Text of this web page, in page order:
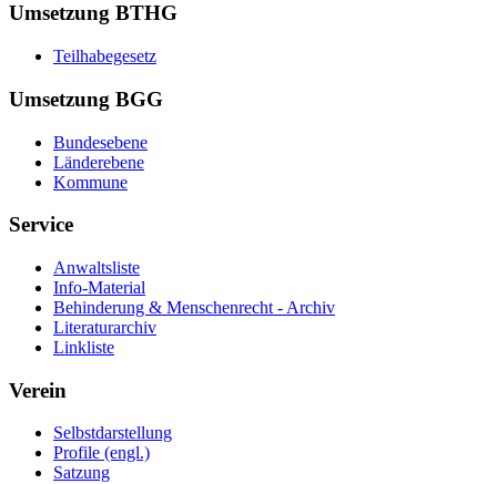
Umsetzung BTHG
Teilhabegesetz
Umsetzung BGG
Bundesebene
Länderebene
Kommune
Service
Anwaltsliste
Info-Material
Behinderung & Menschenrecht - Archiv
Literaturarchiv
Linkliste
Verein
Selbstdarstellung
Profile (engl.)
Satzung